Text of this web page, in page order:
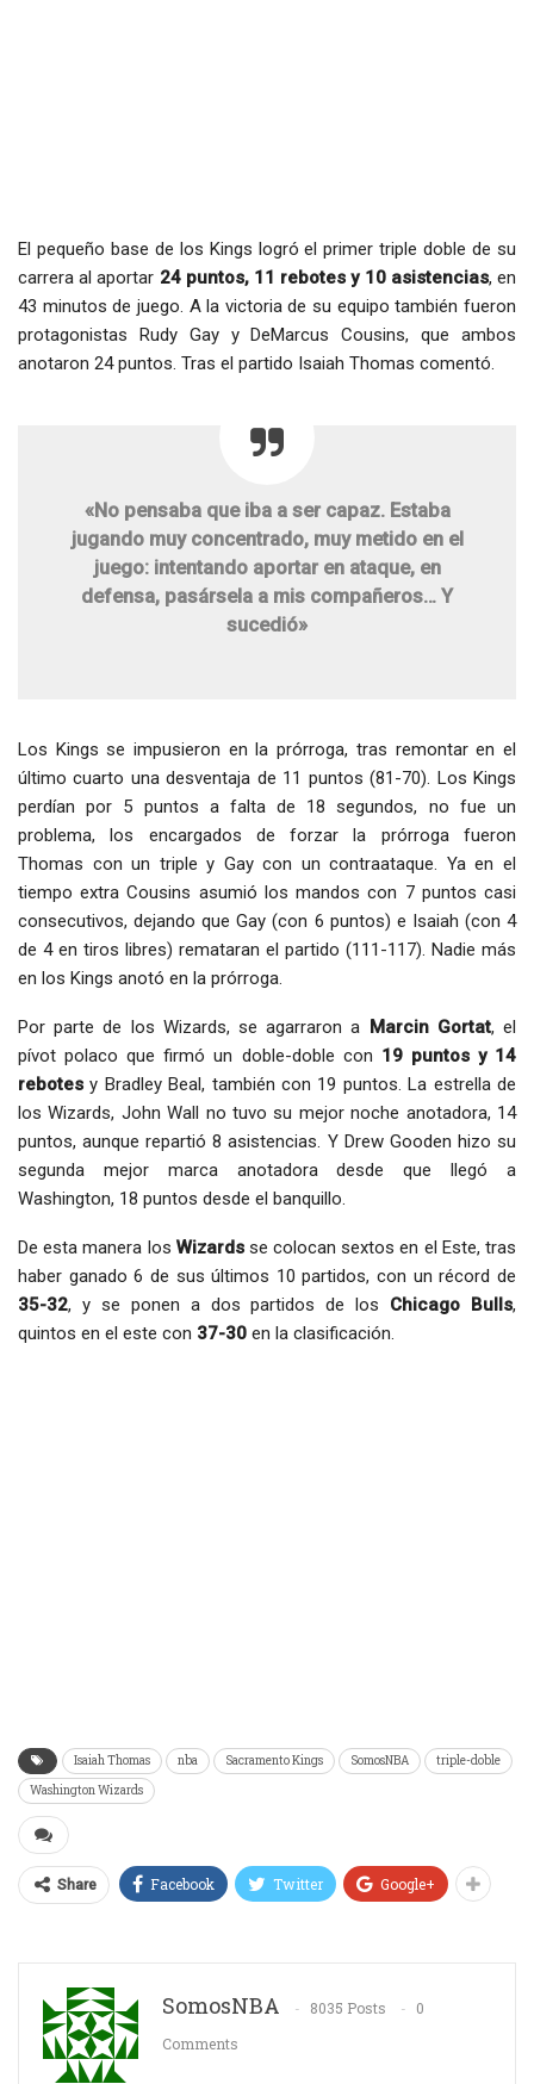
El pequeño base de los Kings logró el primer triple doble de su
carrera al aportar 24 puntos, 11 rebotes y 10 asistencias, en
43 minutos de juego. A la victoria de su equipo también fueron
protagonistas Rudy Gay y DeMarcus Cousins, que ambos
anotaron 24 puntos. Tras el partido Isaiah Thomas comentó.
«No pensaba que iba a ser capaz. Estaba
jugando muy concentrado, muy metido en el
juego: intentando aportar en ataque, en
defensa, pasársela a mis compañeros… Y
sucedió»
Los Kings se impusieron en la prórroga, tras remontar en el
último cuarto una desventaja de 11 puntos (81-70). Los Kings
perdían por 5 puntos a falta de 18 segundos, no fue un
problema, los encargados de forzar la prórroga fueron
Thomas con un triple y Gay con un contraataque. Ya en el
tiempo extra Cousins asumió los mandos con 7 puntos casi
consecutivos, dejando que Gay (con 6 puntos) e Isaiah (con 4
de 4 en tiros libres) remataran el partido (111-117). Nadie más
en los Kings anotó en la prórroga.
Por parte de los Wizards, se agarraron a Marcin Gortat, el
pívot polaco que firmó un doble-doble con 19 puntos y 14
rebotes y Bradley Beal, también con 19 puntos. La estrella de
los Wizards, John Wall no tuvo su mejor noche anotadora, 14
puntos, aunque repartió 8 asistencias. Y Drew Gooden hizo su
segunda mejor marca anotadora desde que llegó a
Washington, 18 puntos desde el banquillo.
De esta manera los Wizardsse colocan sextos en el Este, tras
haber ganado 6 de sus últimos 10 partidos, con un récord de
35-32, y se ponen a dos partidos de los Chicago Bulls,
quintos en el este con 37-30 en la clasificación.
Isaiah Thomas nba Sacramento Kings SomosNBA
triple-doble
Washington Wizards
Share Facebook Twitter Google+
SomosNBA 8035 Posts
0
Comments